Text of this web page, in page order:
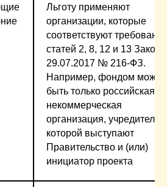
Льготу применяют
организации, которые
соответствуют
статей 2, 8, 12 и 13
29.07.2017 № 216-ФЗ.
Например, фондом может
быть только российская
некоммерческая
организация,
которой выступают
Правительство и (или)
инициатор проекта